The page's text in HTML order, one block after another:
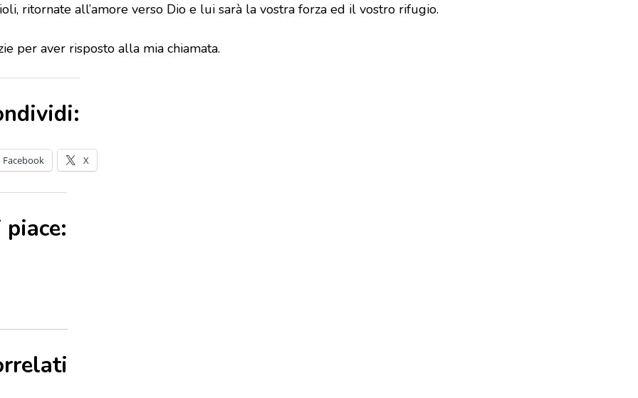
ritornate all’amore verso Dio e lui sarà la vostra forza ed il vostro rifugio.
per aver risposto alla mia chiamata.
Facebook X
piace: